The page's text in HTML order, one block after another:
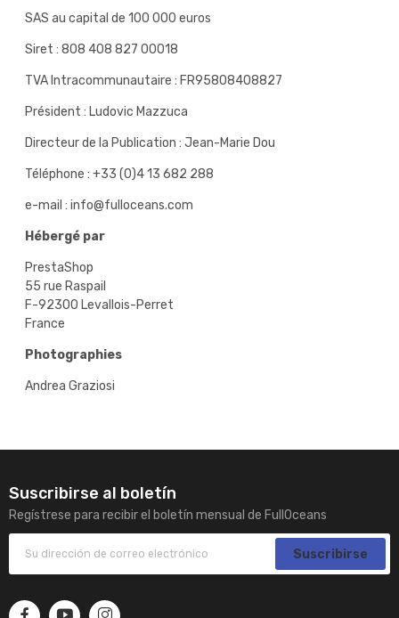
SAS au capital de 100 000 euros
Siret : 808 408 827 00018
TVA Intracommunautaire : FR95808408827
Président : Ludovic Mazzuca
Directeur de la Publication : Jean-Marie Dou
Téléphone : +33 (0)4 13 682 288
e-mail : info@fulloceans.com
Hébergé par
PrestaShop
55 rue Raspail
F-92300 Levallois-Perret
France
Photographies
Andrea Graziosi
Suscribirse al boletín
Regístrese para recibir el boletín mensual de FullOceans
Suscribirse